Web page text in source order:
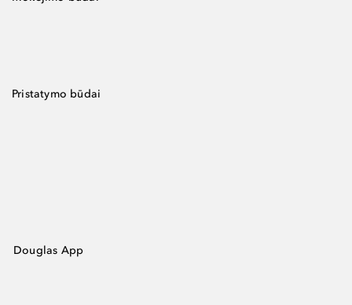
Pristatymo būdai
Douglas App